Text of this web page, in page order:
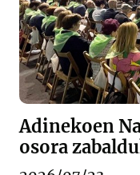
Adinekoen
osora